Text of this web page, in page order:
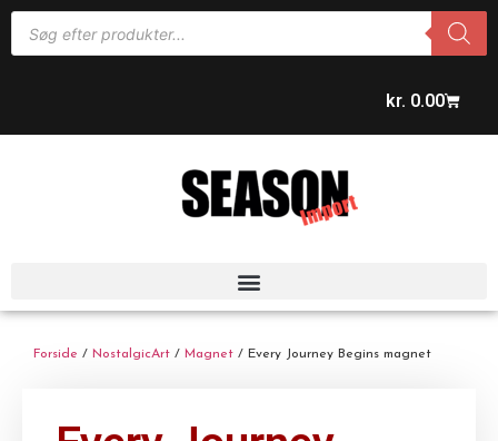
kr. 0.00
Forside / NostalgicArt / Magnet / Every Journey Begins magnet